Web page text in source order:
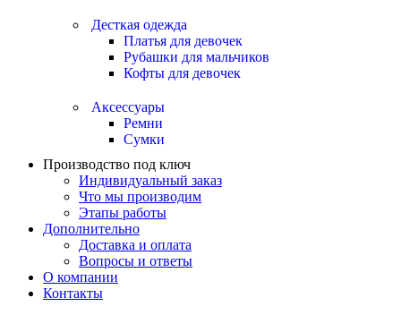
Десткая одежда
Платья для девочек
Рубашки для мальчиков
Кофты для девочек
Аксессуары
Ремни
Сумки
Производство под ключ
Индивидуальный заказ
Что мы производим
Этапы работы
Дополнительно
Доставка и оплата
Вопросы и ответы
О компании
Контакты